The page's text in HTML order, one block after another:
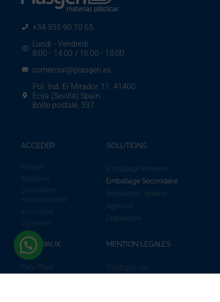
+34 955 90 10 65
Lundi - Vendredi:
8:00 - 14:00 / 16:00 - 18:00
comercial@plasgen.es
Pol. Ind. El Mirador, 11. 41400
Écija (Sevilla) Spain
Boîte postale, 337
ACCÉDER
Plasgen
Solutions
Durabilité et
Environnement
Innovation
Contacter
SOLUTIONS
Emballage Primaire
Emballage Secondaire
Emballage Tertiaire
Agricole
Distribution
MATÉRIAUX
Flexi Plast
MENTION LÉGALES
Politique de